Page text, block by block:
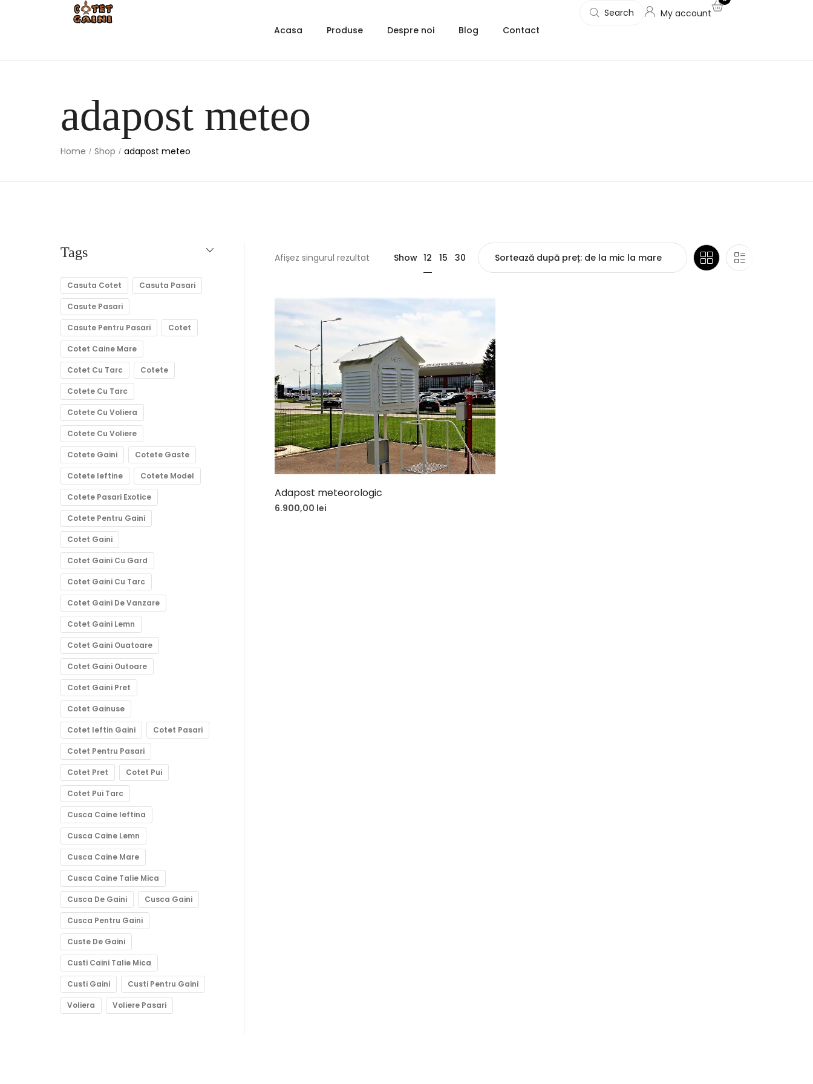
Acasa Produse Despre noi Blog Contact
Search My account
adapost meteo
Home / Shop / adapost meteo
Tags
Casuta Cotet Casuta Pasari
Casute Pasari
Casute Pentru Pasari Cotet
Cotet Caine Mare
Cotet Cu Tarc Cotete
Cotete Cu Tarc
Cotete Cu Voliera
Cotete Cu Voliere
Cotete Gaini Cotete Gaste
Cotete Ieftine Cotete Model
Cotete Pasari Exotice
Cotete Pentru Gaini
Cotet Gaini
Cotet Gaini Cu Gard
Cotet Gaini Cu Tarc
Cotet Gaini De Vanzare
Cotet Gaini Lemn
Cotet Gaini Ouatoare
Cotet Gaini Outoare
Cotet Gaini Pret
Cotet Gainuse
Cotet Ieftin Gaini Cotet Pasari
Cotet Pentru Pasari
Cotet Pret Cotet Pui
Cotet Pui Tarc
Cusca Caine Ieftina
Cusca Caine Lemn
Cusca Caine Mare
Cusca Caine Talie Mica
Cusca De Gaini Cusca Gaini
Cusca Pentru Gaini
Custe De Gaini
Custi Caini Talie Mica
Custi Gaini Custi Pentru Gaini
Voliera Voliere Pasari
Afișez singurul rezultat Show 12 15 30
Adapost meteorologic
6.900,00 lei